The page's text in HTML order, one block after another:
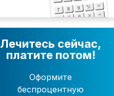
Лечитесь сейчас,
платите потом!
Оформите
беспроцентную